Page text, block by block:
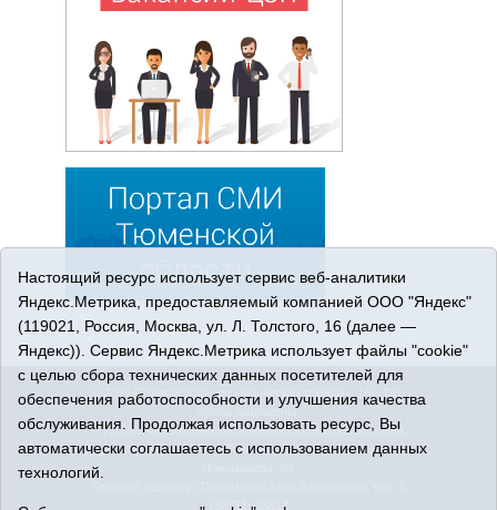
© 2026 Сетевое издание «Ишимская правда». 16+. Все
права защищены.
© При использовании материалов ссылка обязательна.
Адрес редакции: 627750 Тюменская область, г. Ишим, ул.
(34551) 23814
Настоящий ресурс использует сервис веб-аналитики
Яндекс.Метрика, предоставляемый компанией ООО "Яндекс"
(119021, Россия, Москва, ул. Л. Толстого, 16 (далее —
Яндекс)). Сервис Яндекс.Метрика использует файлы "cookie"
с целью сбора технических данных посетителей для
обеспечения работоспособности и улучшения качества
обслуживания. Продолжая использовать ресурс, Вы
автоматически соглашаетесь с использованием данных
технологий.